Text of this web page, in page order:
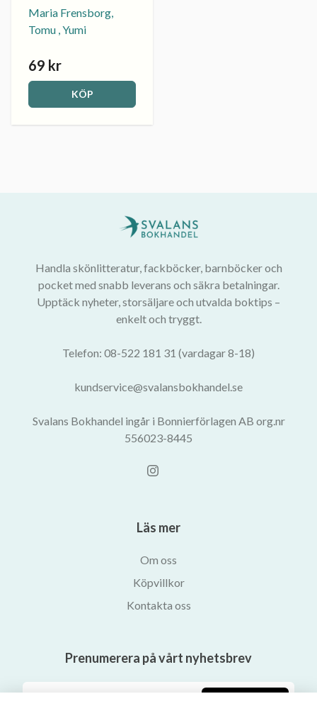
Maria Frensborg,
Tomu , Yumi
69 kr
KÖP
Handla skönlitteratur, fackböcker, barnböcker och
pocket med snabb leverans och säkra betalningar.
Upptäck nyheter, storsäljare och utvalda boktips –
enkelt och tryggt.
Telefon: 08-522 181 31 (vardagar 8-18)
kundservice@svalansbokhandel.se
Svalans Bokhandel ingår i Bonnierförlagen AB org.nr
556023-8445
Läs mer
Om oss
Köpvillkor
Kontakta oss
Prenumerera på vårt nyhetsbrev